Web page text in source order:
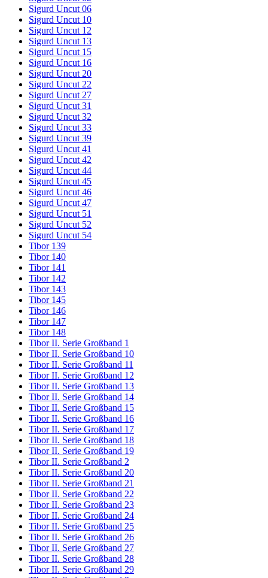
Sigurd Uncut 06
Sigurd Uncut 10
Sigurd Uncut 12
Sigurd Uncut 13
Sigurd Uncut 15
Sigurd Uncut 16
Sigurd Uncut 20
Sigurd Uncut 22
Sigurd Uncut 27
Sigurd Uncut 31
Sigurd Uncut 32
Sigurd Uncut 33
Sigurd Uncut 39
Sigurd Uncut 41
Sigurd Uncut 42
Sigurd Uncut 44
Sigurd Uncut 45
Sigurd Uncut 46
Sigurd Uncut 47
Sigurd Uncut 51
Sigurd Uncut 52
Sigurd Uncut 54
Tibor 139
Tibor 140
Tibor 141
Tibor 142
Tibor 143
Tibor 145
Tibor 146
Tibor 147
Tibor 148
Tibor II. Serie Großband 1
Tibor II. Serie Großband 10
Tibor II. Serie Großband 11
Tibor II. Serie Großband 12
Tibor II. Serie Großband 13
Tibor II. Serie Großband 14
Tibor II. Serie Großband 15
Tibor II. Serie Großband 16
Tibor II. Serie Großband 17
Tibor II. Serie Großband 18
Tibor II. Serie Großband 19
Tibor II. Serie Großband 2
Tibor II. Serie Großband 20
Tibor II. Serie Großband 21
Tibor II. Serie Großband 22
Tibor II. Serie Großband 23
Tibor II. Serie Großband 24
Tibor II. Serie Großband 25
Tibor II. Serie Großband 26
Tibor II. Serie Großband 27
Tibor II. Serie Großband 28
Tibor II. Serie Großband 29